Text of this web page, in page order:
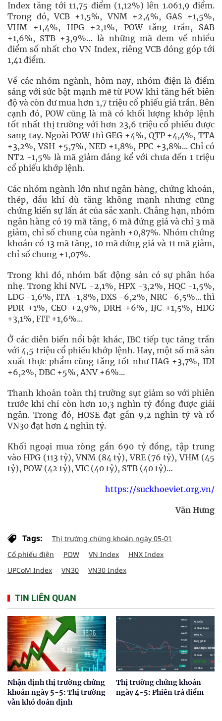
Index tăng tới 11,75 điểm (1,12%) lên 1.061,9 điểm.
Trong đó, VCB +1,5%, VNM +2,4%, GAS +1,5%,
VHM +1,4%, HPG +2,1%, POW tăng trần, SAB
+1,6%, STB +3,9%… là những mã đem về nhiều
điểm số nhất cho VN Index, riêng VCB đóng góp tới
1,41 điểm.
Về các nhóm ngành, hôm nay, nhóm điện là điểm
sáng với sức bật mạnh mẽ từ POW khi tăng hết biên
độ và còn dư mua hơn 1,7 triệu cổ phiếu giá trần. Bên
cạnh đó, POW cũng là mã có khối lượng khớp lệnh
tốt nhất thị trường với hơn 23,6 triệu cổ phiếu được
sang tay. Ngoài POW thì GEG +4%, QTP +4,4%, TTA
+3,2%, VSH +5,7%, NED +1,8%, PPC +3,8%... Chỉ có
NT2 -1,5% là mã giảm đáng kể với chưa đến 1 triệu
cổ phiếu khớp lệnh.
Các nhóm ngành lớn như ngân hàng, chứng khoán,
thép, dầu khí dù tăng không mạnh nhưng cũng
chứng kiến sự lấn át của sắc xanh. Chẳng hạn, nhóm
ngân hàng có 19 mã tăng, 6 mã đứng giá và chỉ 3 mã
giảm, chỉ số chung của ngành +0,87%. Nhóm chứng
khoán có 13 mã tăng, 10 mã đứng giá và 11 mã giảm,
chỉ số chung +1,07%.
Trong khi đó, nhóm bất động sản có sự phân hóa
nhẹ. Trong khi NVL -2,1%, HPX -3,2%, HQC -1,5%,
LDG -1,6%, ITA -1,8%, DXS -6,2%, NRC -6,5%... thì
PDR +1%, CEO +2,9%, DRH +6%, IJC +1,5%, HDG
+3,1%, FIT +1,6%...
Ở các diễn biến nổi bật khác, IBC tiếp tục tăng trần
với 4,5 triệu cổ phiếu khớp lệnh. Hay, một số mã sản
xuất thực phẩm cũng tăng tốt như HAG +3,7%, IDI
+6,2%, DBC +5%, ANV +6%...
Thanh khoản toàn thị trường sụt giảm so với phiên
trước khi chỉ còn hơn 10,3 nghìn tỷ đồng được giải
ngân. Trong đó, HOSE đạt gần 9,2 nghìn tỷ và rổ
VN30 đạt hơn 4 nghìn tỷ.
Khối ngoại mua ròng gần 690 tỷ đồng, tập trung
vào HPG (113 tỷ), VNM (84 tỷ), VRE (76 tỷ), VHM (45
tỷ), POW (42 tỷ), VIC (40 tỷ), STB (40 tỷ)…
https://suckhoeviet.org.vn/
Văn Hưng
Tags:
Thị trường chứng khoán ngày 05-01
Cổ phiếu điện
POW VN Index
HNX Index
UPCoM Index
VN30 VN30 Index
TIN LIÊN QUAN
Nhận định thị trường chứng
khoán ngày 5-5: Thị trường
vẫn khó đoán định
Thị trường chứng khoán
ngày 4-5: Phiên trả điểm